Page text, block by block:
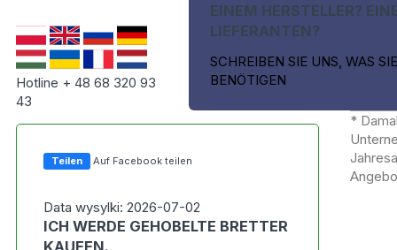
Hotline + 48 68 320 93
43
EINEM HERSTELLER?
LIEFERANTEN?
SCHREIBEN SIE UNS, WAS SIE
BENÖTIGEN
Teilen Auf Facebook teilen
Data wysylki: 2026-07-02
ICH WERDE GEHOBELTE BRETTER
KAUFEN.
*